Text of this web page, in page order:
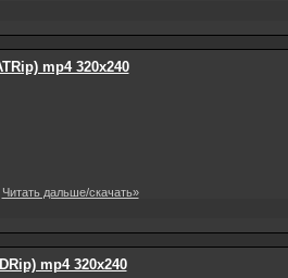
mp4 320х240
Читать дальше/скачать»
mp4 320х240